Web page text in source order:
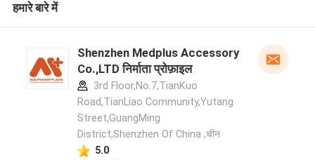
हमारे बारे में
Shenzhen Medplus Accessory
Co.,LTD निर्माता प्रोफ़ाइल
3rd Floor,No.7,TianKuo
Road,TianLiao Community,Yutang
Street,GuangMing
District,Shenzhen Of China ,चीन
5.0